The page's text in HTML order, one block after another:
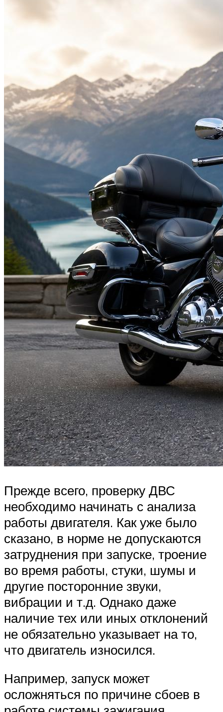
Прежде всего, проверку ДВС
необходимо начинать с анализа
работы двигателя. Как уже было
сказано, в норме не допускаются
затруднения при запуске, троение
во время работы, стуки, шумы и
другие посторонние звуки,
вибрации и т.д. Однако даже
наличие тех или иных отклонений
не обязательно указывает на то,
что двигатель износился.
Например, запуск может
осложняться по причине сбоев в